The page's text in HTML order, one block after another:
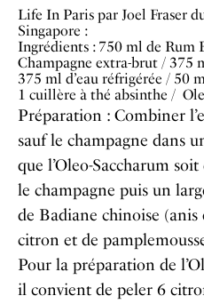
Life In Paris par Joel Fraser
Singapore :
Ingrédients : 750 ml de Rum
Champagne extra-brut / 375
375 ml d’eau réfrigérée / 50
1 cuillère à thé absinthe /
Préparation : Combiner
sauf le champagne dans
que l’Oleo-Saccharum
le champagne puis un
de Badiane chinoise (anis
citron et de
Pour la préparation de
il convient de peler 6